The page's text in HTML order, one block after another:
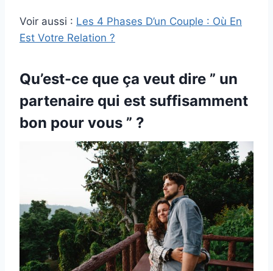
Voir aussi : Les 4 Phases D’un Couple : Où En
Est Votre Relation ?
Qu’est-ce que ça veut dire ” un
partenaire qui est suffisamment
bon pour vous ” ?